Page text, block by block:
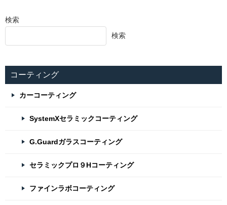
検索
検索
コーティング
カーコーティング
SystemXセラミックコーティング
G.Guardガラスコーティング
セラミックプロ９Hコーティング
ファインラボコーティング